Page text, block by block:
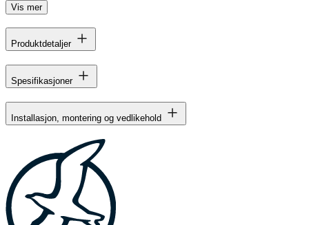
Vis mer
Produktdetaljer
Spesifikasjoner
Installasjon, montering og vedlikehold